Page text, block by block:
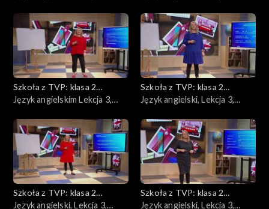
Szkoła z TVP: klasa 2
ponadpodstawowa
Język angielskim Lekcja 3,
Szkoła z TVP: klasa 2
ponadpodstawowa
Język angielski, Lekcja 3,
Szkoła z TVP: klasa 2
ponadpodstawowa
Język angielski, Lekcja 3,
Szkoła z TVP: klasa 2
ponadpodstawowa
Język angielski, Lekcja 3,